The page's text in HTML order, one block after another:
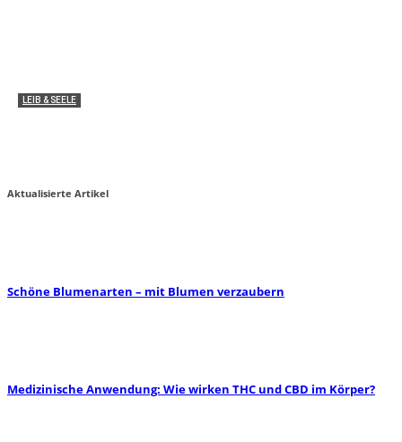
LEIB & SEELE
Aktualisierte Artikel
Schöne Blumenarten – mit Blumen verzaubern
Medizinische Anwendung: Wie wirken THC und CBD im Körper?